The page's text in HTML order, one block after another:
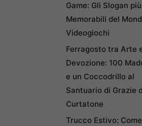
Game: Gli Slogan più
Memorabili del
Videogiochi
Ferragosto tra Arte
Devozione: 100
e un Coccodrillo al
Santuario di Grazie
Curtatone
Trucco Estivo: Come